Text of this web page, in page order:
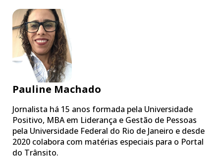
Pauline Machado
Jornalista há 15 anos formada pela Universidade
Positivo, MBA em Liderança e Gestão de Pessoas
pela Universidade Federal do Rio de Janeiro e desde
2020 colabora com matérias especiais para o Portal
do Trânsito.